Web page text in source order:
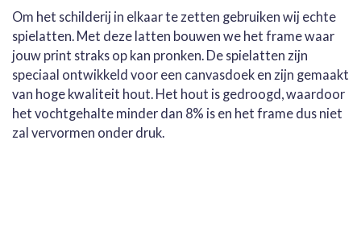
Om het schilderij in elkaar te zetten gebruiken wij echte
spielatten. Met deze latten bouwen we het frame waar
jouw print straks op kan pronken. De spielatten zijn
speciaal ontwikkeld voor een canvasdoek en zijn gemaakt
van hoge kwaliteit hout. Het hout is gedroogd, waardoor
het vochtgehalte minder dan 8% is en het frame dus niet
zal vervormen onder druk.